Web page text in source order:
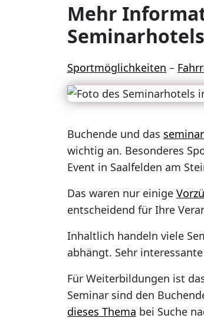
Mehr
Seminarhotels
Sportmöglichkeiten –
Buchende und das
wichtig an. Besonderes
Event in Saalfelden am
Das waren nur einige
entscheidend für Ihre
Inhaltlich handeln viele
abhängt. Sehr
Für Weiterbildungen ist
Seminar sind den
dieses Thema bei Suche